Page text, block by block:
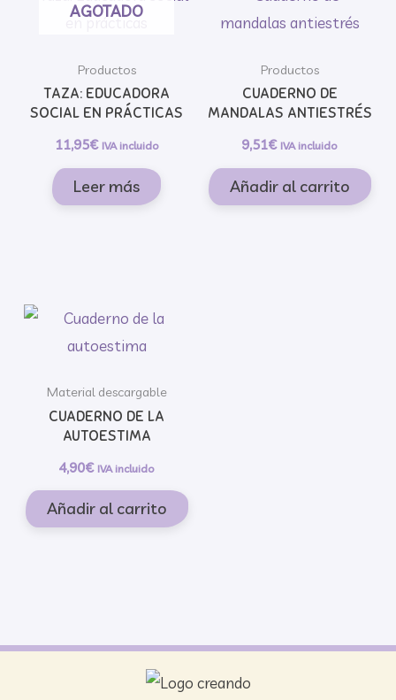
AGOTADO
Productos
TAZA: EDUCADORA
SOCIAL EN PRÁCTICAS
11,95€ IVA incluido
Leer más
Productos
CUADERNO DE
MANDALAS ANTIESTRÉS
9,51€ IVA incluido
Añadir al carrito
Material descargable
CUADERNO DE LA
AUTOESTIMA
4,90€ IVA incluido
Añadir al carrito